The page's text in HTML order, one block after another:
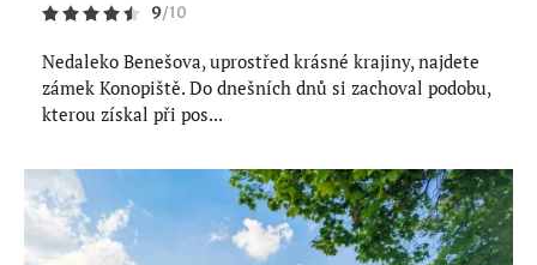
9/10
Nedaleko Benešova, uprostřed krásné krajiny, najdete
zámek Konopiště. Do dnešních dnů si zachoval podobu,
kterou získal při pos...